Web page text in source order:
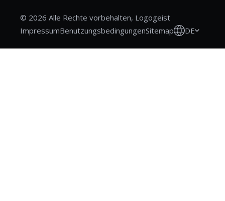
© 2026 Alle Rechte vorbehalten, Logogeist
ImpressumBenutzungsbedingungenSitemap DE